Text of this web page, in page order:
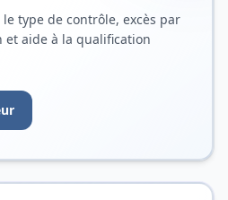
type de contrôle, excès par
aide à la qualification